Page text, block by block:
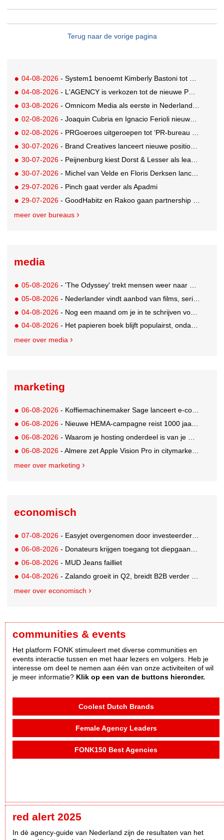
Terug naar de vorige pagina
04-08-2026 - System1 benoemt Kimberly Bastoni tot Gobal Chief Commercial Officer
04-08-2026 - L'AGENCY is verkozen tot de nieuwe PR-partner van KoRo
03-08-2026 - Omnicom Media als eerste in Nederland actief met advertenties in ChatGPT
02-08-2026 - Joaquin Cubria en Ignacio Ferioli nieuwe Global CCO’s GUT, Renata Neumann Global Head of Production
02-08-2026 - PRGoeroes uitgeroepen tot ‘PR-bureau van het jaar 2026’
30-07-2026 - Brand Creatives lanceert nieuwe positionering: Create to Celebrate
30-07-2026 - Peijnenburg kiest Dorst & Lesser als lead social agency
30-07-2026 - Michel van Velde en Floris Derksen lanceren I.C.Y. group: drie specialistische bureaus, één visie op groei
29-07-2026 - Pinch gaat verder als Apadmi
29-07-2026 - GoodHabitz en Rakoo gaan partnership aan voor geïntegreerde talentontwikkeling
meer over bureaus
media
05-08-2026 - 'The Odyssey' trekt mensen weer naar de bioscoop
05-08-2026 - Nederlander vindt aanbod van films, series en sport vaak versnipperd
04-08-2026 - Nog een maand om je in te schrijven voor de Mercurs 2026
04-08-2026 - Het papieren boek blijft populairst, ondanks digitale alternatieven
meer over media
marketing
06-08-2026 - Koffiemachinemaker Sage lanceert e-commerceplatform voor koffieliefhebbers
06-08-2026 - Nieuwe HEMA-campagne reist 1000 jaar terug in de tijd naar 'Hemastein'
06-08-2026 - Waarom je hosting onderdeel is van je merkstrategie
06-08-2026 - Almere zet Apple Vision Pro in citymarketing
meer over marketing
economisch
07-08-2026 - Easyjet overgenomen door investeerder Apollo
06-08-2026 - Donateurs krijgen toegang tot diepgaandere informatie over goede doelen
06-08-2026 - MUD Jeans failliet
04-08-2026 - Zalando groeit in Q2, breidt B2B verder uit en innoveert met AI
meer over economisch
communities & events
Het platform FONK stimuleert met diverse communities en
events interactie tussen en met haar lezers en volgers. Heb je
interesse om deel te nemen aan één van onze activiteiten of wil
je meer informatie? Klik op een van de buttons hieronder.
Coolest Dutch Brands
Female Agency Leaders
FONK150 Best Agencies
red alert 2025
In dè agency-guide van Nederland zijn de resultaten van het